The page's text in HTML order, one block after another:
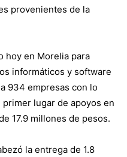
provenientes de la
hoy en Morelia para
informáticos y software
934 empresas con lo
lugar de apoyos en
17.9 millones de pesos.
la entrega de 1.8